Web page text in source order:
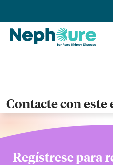
contenido
Contacte con este
Regístrese para